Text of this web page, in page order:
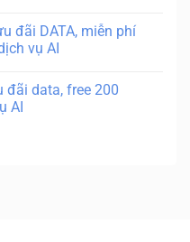
đãi DATA, miễn phí
vụ AI
đãi data, free 200
AI